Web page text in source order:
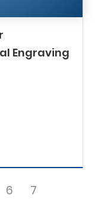
Engraving
6 7